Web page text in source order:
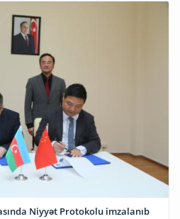
Niyyət Protokolu imzalanıb